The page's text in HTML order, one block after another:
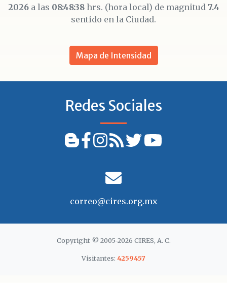
2026 a las 08:48:38hrs. (hora local) de magnitud 7.4
sentido en la Ciudad.
Mapa de Intensidad
Redes Sociales
correo@cires.org.mx
Copyright © 2005-2026 CIRES, A. C.
Visitantes: 4259457